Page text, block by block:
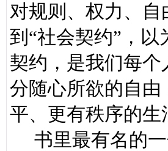
对规则、权力、
到“社会契约”，
契约，是我们每
分随心所欲的自
平、更有秩序的生
书里最有名的一